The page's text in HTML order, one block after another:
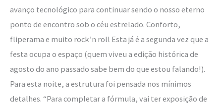
avanço tecnológico para continuar sendo o nosso eterno
ponto de encontro sob o céu estrelado. Conforto,
fliperama e muito rock’n roll Esta já é a segunda vez que a
festa ocupa o espaço (quem viveu a edição histórica de
agosto do ano passado sabe bem do que estou falando!).
Para esta noite, a estrutura foi pensada nos mínimos
detalhes. “Para completar a fórmula, vai ter exposição de